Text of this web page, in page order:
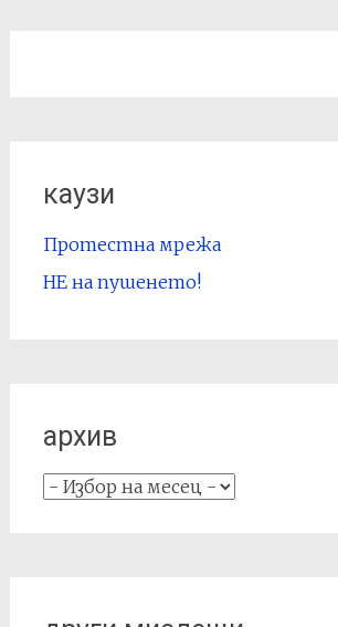
каузи
Протестна мрежа
НЕ на пушенето!
архив
архив